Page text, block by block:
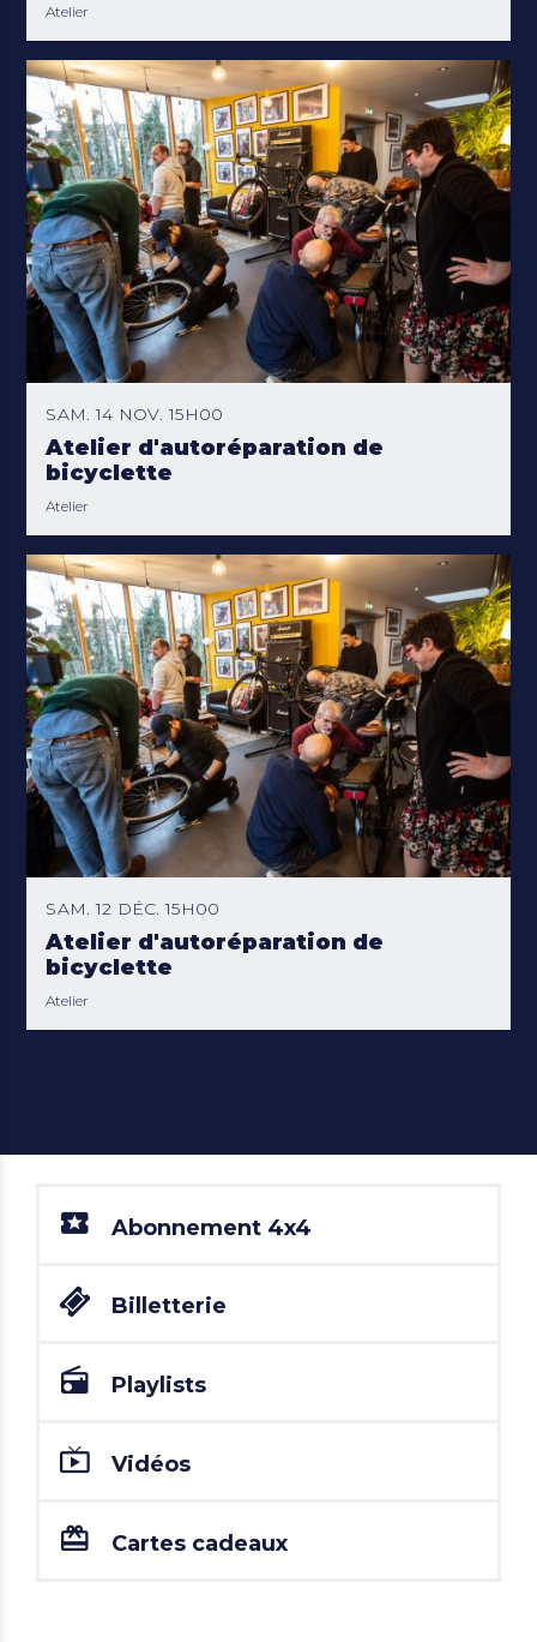
Atelier
SAM. 14 NOV. 15H00
Atelier d'autoréparation de
bicyclette
Atelier
SAM. 12 DÉC. 15H00
Atelier d'autoréparation de
bicyclette
Atelier
Abonnement 4x4
Billetterie
Playlists
Vidéos
Cartes cadeaux